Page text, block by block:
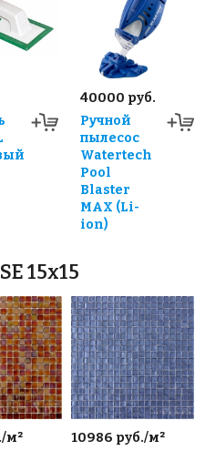
40000 руб.
Ручной
пылесос
Watertech
Pool
Blaster
MAX (Li-
ion)
15x15
м²
10986 руб./м²